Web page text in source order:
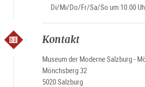
Di/Mi/Do/Fr/Sa/So um 10:00
Kontakt
Museum der Moderne Salzburg -
Mönchsberg 32
5020 Salzburg